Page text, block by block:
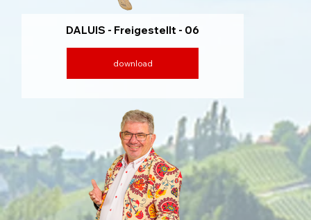
DALUIS - Freigestellt - 06
download